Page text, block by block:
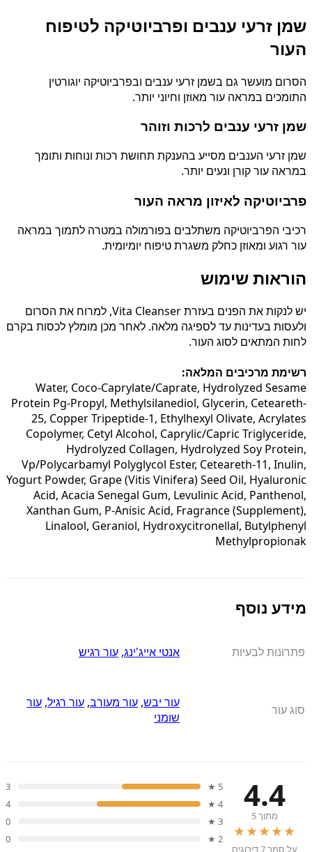
שמן זרעי ענבים ופרביוטיקה לטיפוח
העור
הסרום מועשר גם בשמן זרעי ענבים ובפרביוטיקה יוגורטין
התומכים במראה עור מאוזן וחיוני יותר.
שמן זרעי ענבים לרכות וזוהר
שמן זרעי הענבים מסייע בהענקת תחושת רכות ונוחות ותומך
במראה עור קורן ונעים יותר.
פרביוטיקה לאיזון מראה העור
רכיבי הפרביוטיקה משתלבים בפורמולה במטרה לתמוך במראה
עור רגוע ומאוזן כחלק משגרת טיפוח יומיומית.
הוראות שימוש
יש לנקות את הפנים בעזרת Vita Cleanser, למרוח את הסרום
ולעסות בעדינות עד לספיגה מלאה. לאחר מכן מומלץ לכסות בקרם
לחות המתאים לסוג העור.
רשימת מרכיבים המלאה:
Water, Coco-Caprylate/Caprate, Hydrolyzed Sesame
Protein Pg-Propyl, Methylsilanediol, Glycerin, Ceteareth-
25, Copper Tripeptide-1, Ethylhexyl Olivate, Acrylates
Copolymer, Cetyl Alcohol, Caprylic/Capric Triglyceride,
Hydrolyzed Collagen, Hydrolyzed Soy Protein,
Vp/Polycarbamyl Polyglycol Ester, Ceteareth-11, Inulin,
Yogurt Powder, Grape (Vitis Vinifera) Seed Oil, Hyaluronic
Acid, Acacia Senegal Gum, Levulinic Acid, Panthenol,
Xanthan Gum, P-Anisic Acid, Fragrance (Supplement),
Linalool, Geraniol, Hydroxycitronellal, Butylphenyl
Methylpropionak
מידע נוסף
פתרונות לבעיות אנטי אייג'ינג, עור רגיש
סוג עור עור יבש, עור מעורב, עור רגיל, עור
שומני
4.4
מתוך 5
★★★★★
על סמך 7 דירוגים
5 ★
3
4 ★
4
3 ★
0
2 ★
0